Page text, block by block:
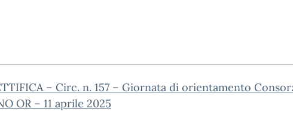
– Circ. n. 157 – Giornata di orientamento
OR – 11 aprile 2025